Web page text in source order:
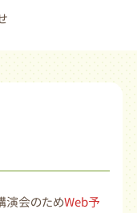
演会のためWeb予